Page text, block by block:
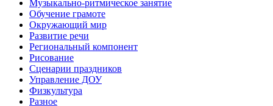
Музыкально-ритмическое занятие
Обучение грамоте
Окружающий мир
Развитие речи
Региональный компонент
Рисование
Сценарии праздников
Управление ДОУ
Физкультура
Разное